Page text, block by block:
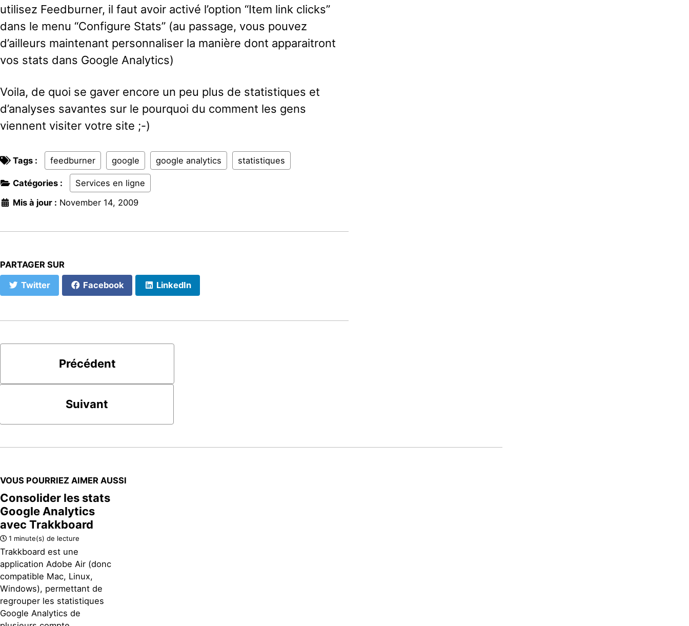
utilisez Feedburner, il faut avoir activé l’option “Item link clicks”
dans le menu “Configure Stats” (au passage, vous pouvez
d’ailleurs maintenant personnaliser la manière dont apparaitront
vos stats dans Google Analytics)
Voila, de quoi se gaver encore un peu plus de statistiques et
d’analyses savantes sur le pourquoi du comment les gens
viennent visiter votre site ;-)
Tags : feedburner google google analytics statistiques
Catégories :
Services en ligne
Mis à jour : November 14, 2009
PARTAGER SUR
Twitter Facebook LinkedIn
Précédent
Suivant
VOUS POURRIEZ AIMER AUSSI
Consolider les stats
Google Analytics
avec Trakkboard
1 minute(s) de lecture
Trakkboard est une
application Adobe Air (donc
compatible Mac, Linux,
Windows), permettant de
regrouper les statistiques
Google Analytics de